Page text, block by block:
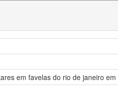
em favelas do rio de janeiro